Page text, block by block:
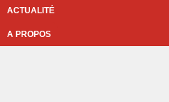
ACTUALITÉ
A PROPOS